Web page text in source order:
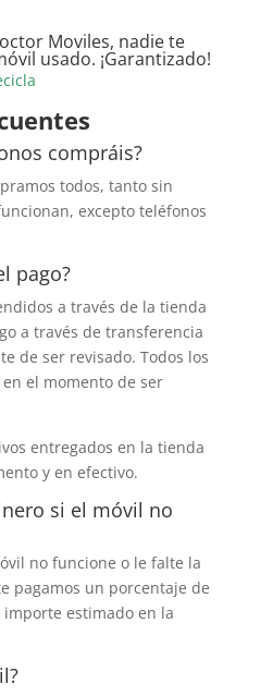
Moviles, nadie te
usado. ¡Garantizado!
compráis?
todos, tanto sin
excepto teléfonos
pago?
a través de la tienda
a través de transferencia
de ser revisado. Todos los
el momento de ser
entregados en la tienda
y en efectivo.
si el móvil no
no funcione o le falte la
pagamos un porcentaje de
estimado en la